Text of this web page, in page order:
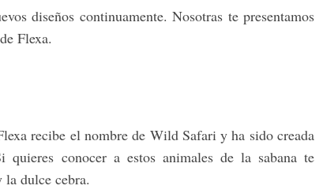
diseños continuamente. Nosotras te presentamos
Flexa.
recibe el nombre de Wild Safari y ha sido creada
quieres conocer a estos animales de la sabana te
dulce cebra.